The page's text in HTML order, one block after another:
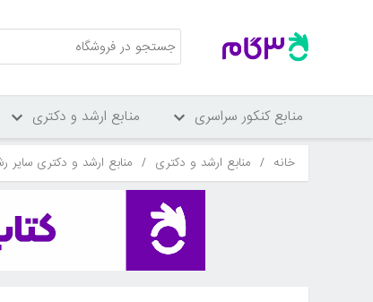
منابع کنکور سراسری منابع ارشد و دکتری
خانه / منابع ارشد و دکتری / منابع ارشد و دکتری سایر